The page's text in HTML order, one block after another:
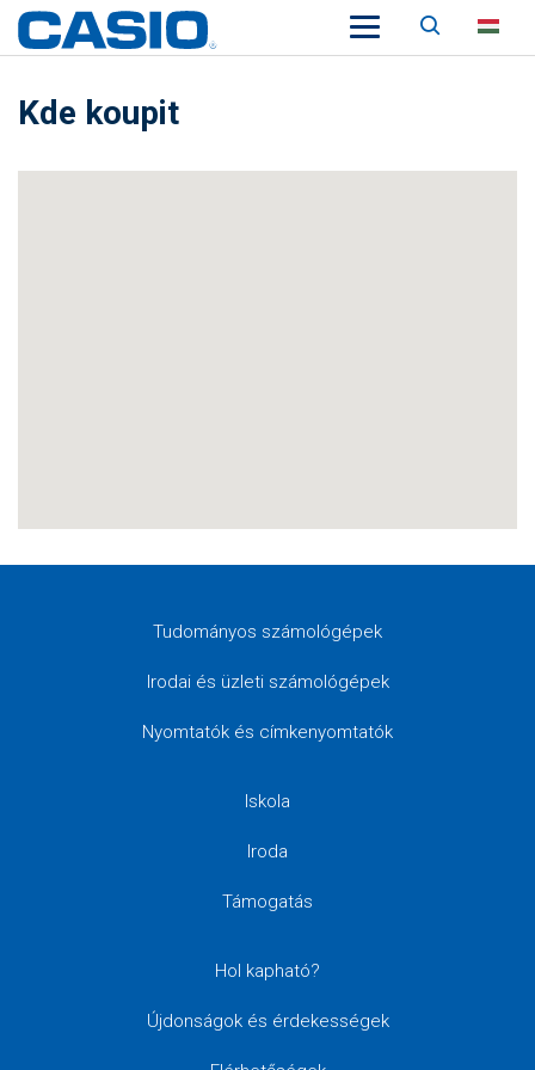
Keresés
Kde koupit
Tudományos számológépek
Irodai és üzleti számológépek
Nyomtatók és címkenyomtatók
Iskola
Iroda
Támogatás
Hol kapható?
Újdonságok és érdekességek